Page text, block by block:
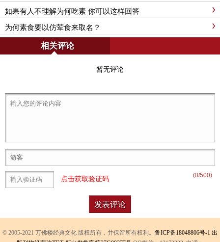
如果有人不理解为何吃素 你可以这样回答
为何素食要以仿荤食来取名？
相关评论
暂无评论
(0/500)
点击获取验证码
© 2005-2021 万佛楼经典文化 版权所有，并保留所有权利。 鲁ICP备18048806号-1 出